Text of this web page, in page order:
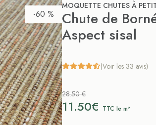
-60 %
MOQUETTE CHUTES À
Chute de
Aspect sisal
(Voir les 33 avis)
28.50 €
11.50€ TTC le m²